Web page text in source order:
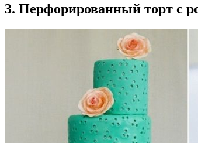
3. Перфорированный торт с